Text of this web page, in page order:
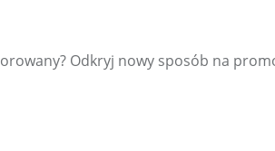
Odkryj nowy sposób na